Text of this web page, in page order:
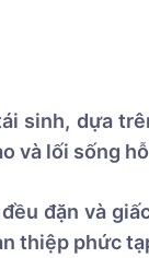
sinh, dựa
và lối sống
đặn và
thiệp phức